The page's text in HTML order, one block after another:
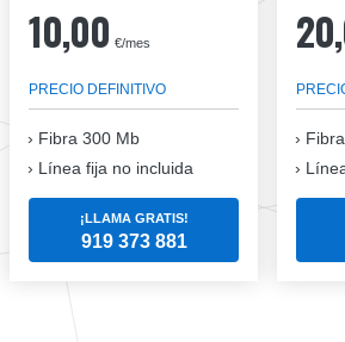
10,00 €/mes
PRECIO DEFINITIVO
Fibra 300 Mb
Línea fija no incluida
¡LLAMA GRATIS!
919 373 881
Fibra